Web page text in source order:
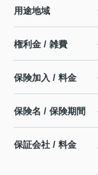
用途地域
権利金 / 雑費
保険加入 / 料金
保険名 / 保険期間
保証会社 / 料金